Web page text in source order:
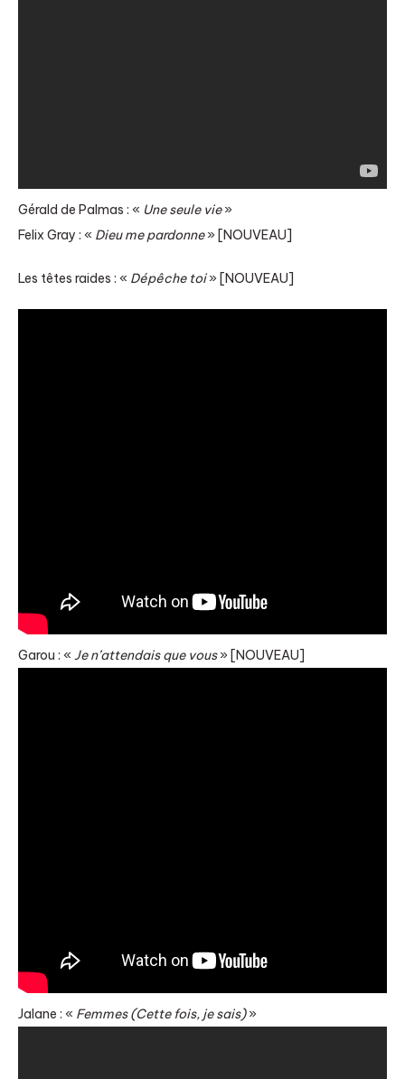
Gérald de Palmas : « Une seule vie»
Felix Gray : « Dieu me pardonne» [NOUVEAU]
Les têtes raides : « Dépêche toi» [NOUVEAU]
Garou : « Je n’attendais que vous» [NOUVEAU]
Jalane : « Femmes (Cette fois, je sais)»